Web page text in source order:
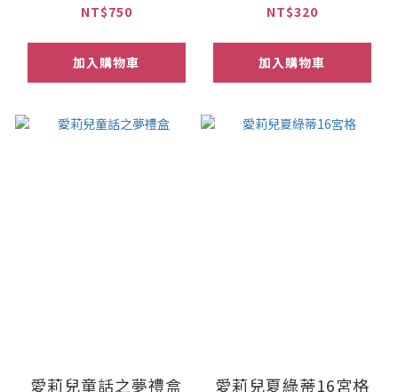
NT$750
加入購物車
NT$320
加入購物車
愛莉兒童話之夢禮盒 愛莉兒夏綠蒂16宮格